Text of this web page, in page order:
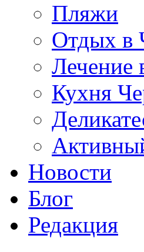
Пляжи
Отдых в
Лечение
Кухня
Новости
Блог
Редакция